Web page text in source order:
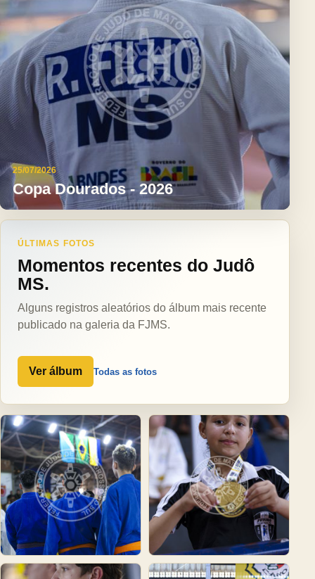
25/07/2026
Copa Dourados - 2026
ÚLTIMAS FOTOS
Momentos recentes do Judô
MS.
Alguns registros aleatórios do álbum mais recente
publicado na galeria da FJMS.
Ver álbum Todas as fotos